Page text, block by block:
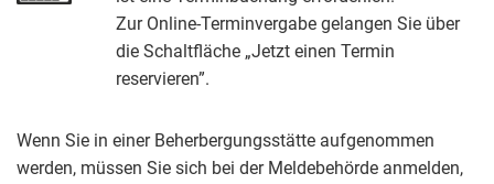
Zur Online-Terminvergabe gelangen Sie über
die Schaltfläche „Jetzt einen Termin
reservieren”.
Wenn Sie in einer Beherbergungsstätte aufgenommen
werden, müssen Sie sich bei der Meldebehörde anmelden,